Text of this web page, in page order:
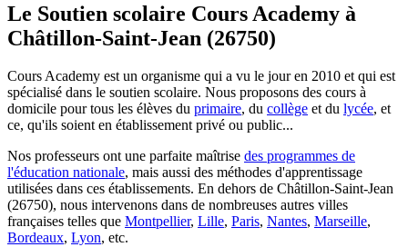
Le Soutien scolaire Cours Academy à
Châtillon-Saint-Jean (26750)
Cours Academy est un organisme qui a vu le jour en 2010 et qui est
spécialisé dans le soutien scolaire. Nous proposons des cours à
domicile pour tous les élèves du primaire, du collège et du lycée, et
ce, qu'ils soient en établissement privé ou public...
Nos professeurs ont une parfaite maîtrise des programmes de
l'éducation nationale, mais aussi des méthodes d'apprentissage
utilisées dans ces établissements. En dehors de Châtillon-Saint-Jean
(26750), nous intervenons dans de nombreuses autres villes
françaises telles que Montpellier, Lille, Paris, Nantes, Marseille,
Bordeaux, Lyon, etc.